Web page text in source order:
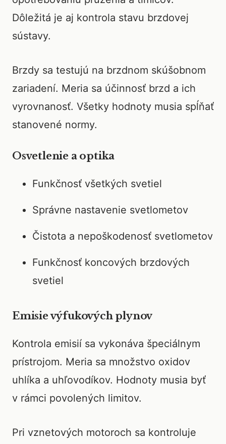
Dôležitá je aj kontrola stavu brzdovej
sústavy.
Brzdy sa testujú na brzdnom skúšobnom
zariadení. Meria sa účinnosť brzd a ich
vyrovnanosť. Všetky hodnoty musia spĺňať
stanovené normy.
Osvetlenie a optika
Funkčnosť všetkých svetiel
Správne nastavenie svetlometov
Čistota a nepoškodenosť svetlometov
Funkčnosť koncových brzdových
svetiel
Emisie výfukových plynov
Kontrola emisií sa vykonáva špeciálnym
prístrojom. Meria sa množstvo oxidov
uhlíka a uhľovodíkov. Hodnoty musia byť
v rámci povolených limitov.
Pri vznetových motoroch sa kontroluje